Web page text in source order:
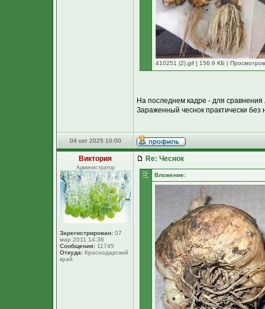
410251 (2).gif [ 156.9 КБ |
На последнем кадре - для
Зараженный чеснок практически
04 окт 2025 10:00
Виктория
Администратор
Зарегистрирован: 07
мар 2011 14:36
Сообщения: 11745
Откуда: Краснодарский
край
Re: Чеснок
Вложение: